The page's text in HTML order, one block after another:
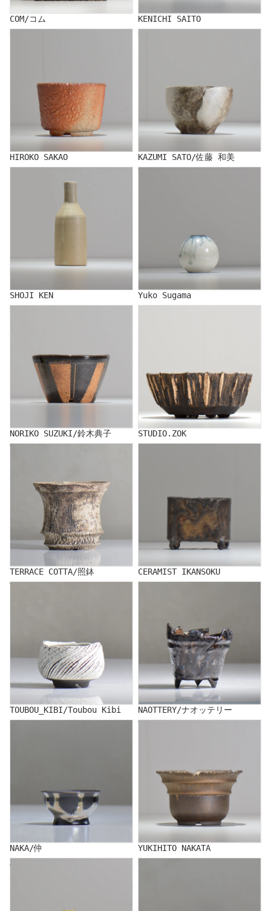
COM/コム
KENICHI SAITO
HIROKO SAKAO
KAZUMI SATO/佐藤 和美
SHOJI KEN
Yuko Sugama
Yuko Sugama
NORIKO SUZUKI/鈴木典子
STUDIO.ZOK
TERRACE COTTA/照鉢
TERRACE COTTA/照鉢
CERAMIST IKANSOKU
TOUBOU_KIBI/Toubou Kibi
TOUBOU_KIBI/Toubou Kibi
NAOTTERY/ナオッテリー
NAKA/仲
YUKIHITO NAKATA
YUKIHITO NAKATA
AKIHIKO NAKANO